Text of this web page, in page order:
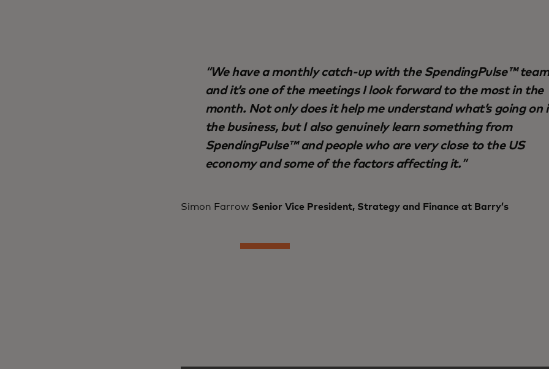
We have a monthly catch-up with the SpendingPulse™
and it’s one of the meetings I look forward to the most in the
month. Not only does it help me understand what’s going on
the business, but I also genuinely learn something from
SpendingPulse™ and people who are very close to the US
economy and some of the factors affecting it.
Simon Farrow Senior Vice President, Strategy and Finance at Barry’s